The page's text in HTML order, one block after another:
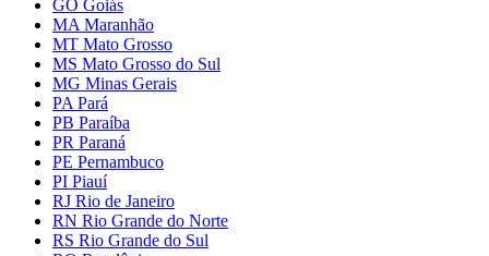
GO Goiás
MA Maranhão
MT Mato Grosso
MS Mato Grosso do Sul
MG Minas Gerais
PA Pará
PB Paraíba
PR Paraná
PE Pernambuco
PI Piauí
RJ Rio de Janeiro
RN Rio Grande do Norte
RS Rio Grande do Sul